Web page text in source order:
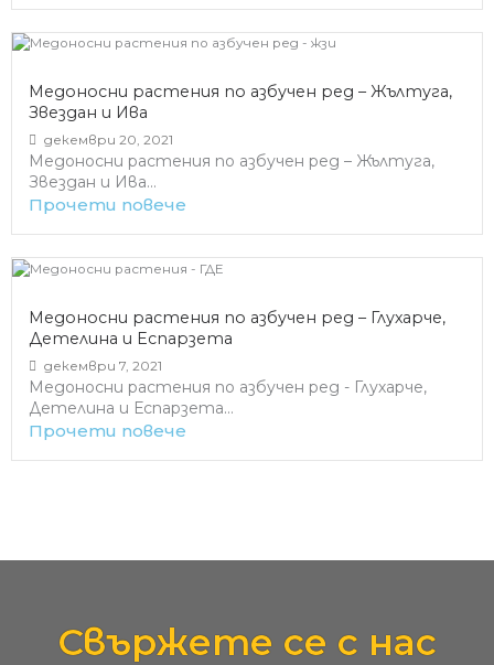
Медоносни растения по азбучен ред – Жълтуга,
Звездан и Ива
декември 20, 2021
Медоносни растения по азбучен ред – Жълтуга,
Звездан и Ива...
Прочети повече
Медоносни растения по азбучен ред – Глухарче,
Детелина и Еспарзета
декември 7, 2021
Медоносни растения по азбучен ред - Глухарче,
Детелина и Еспарзета...
Прочети повече
Свържете се с нас